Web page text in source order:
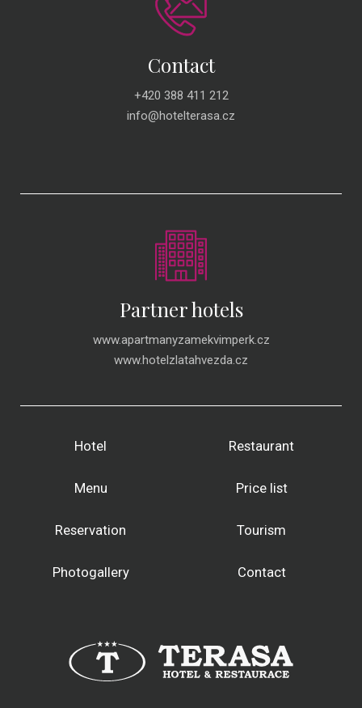
Contact
+420 388 411 212
info@hotelterasa.cz
Partner hotels
www.apartmanyzamekvimperk.cz
www.hotelzlatahvezda.cz
Hotel Restaurant
Menu Price list
Reservation Tourism
Photogallery Contact